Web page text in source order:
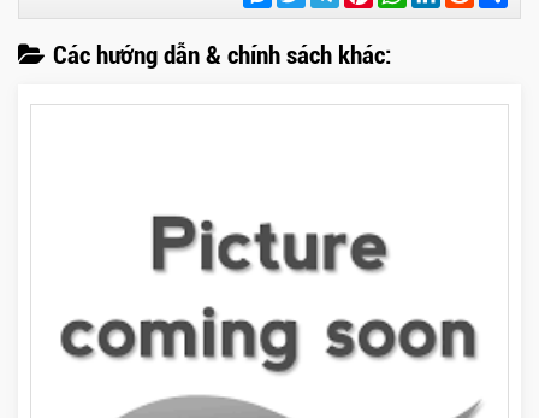
Các hướng dẫn & chính sách khác: